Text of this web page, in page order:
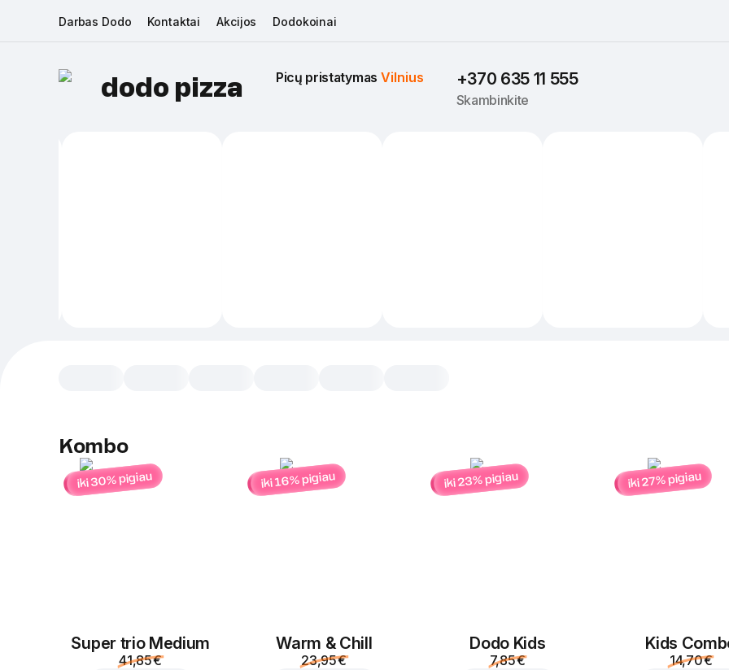
Darbas Dodo Kontaktai Akcijos Dodokoinai
dodo pizza Picų pristatymas Vilnius +370 635 11 555
Skambinkite
Braškinė spurga
Kombo
iki 30% pigiau
Super trio Medium
41,85 €
iki 16% pigiau
Warm & Chill
23,95 €
iki 23% pigiau
Dodo Kids
7,85 €
iki 27% pigiau
Kids
14,70 €